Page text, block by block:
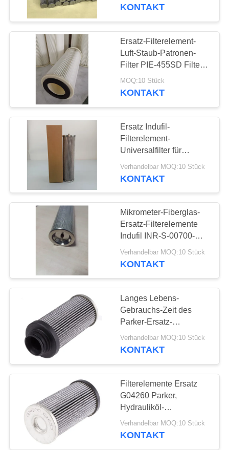
QUALITÄTSKONTROLLE
KONTAKT
NEUIGKEITEN
RECHTSSACHEN
SITEMAP
PRIVACY
POLICY
Hydrauliköl-
Filterelement
GasFilterelement
Luftfilter-Patrone
Coalescer-
Filterelement
9
zurückströmende Filter
KONTAKT
Ersatz-Filterelement-
Luft-Staub-Patronen-
Filter PIE-455SD Filterk
Amano
MOQ:10 Stück
KONTAKT
Ersatz Indufil-
Filterelement-
Universalfilter für
Hydrauliksystem
Verhandelbar MOQ:10 Stück
KONTAKT
Mikrometer-Fiberglas-
Ersatz-Filterelemente
Indufil INR-S-00700-
API-PF25-V
Verhandelbar MOQ:10 Stück
KONTAKT
Langes Lebens-
Gebrauchs-Zeit des
Parker-Ersatz-
Hydraulikfilter-
Filterelement-G01281Q
Verhandelbar MOQ:10 Stück
KONTAKT
Filterelemente Ersatz
G04260 Parker,
Hydrauliköl-
Filterelement für
Hydrauliksystem
Verhandelbar MOQ:10 Stück
KONTAKT